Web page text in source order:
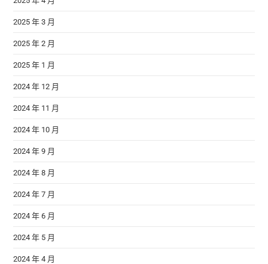
2025 年 3 月
2025 年 2 月
2025 年 1 月
2024 年 12 月
2024 年 11 月
2024 年 10 月
2024 年 9 月
2024 年 8 月
2024 年 7 月
2024 年 6 月
2024 年 5 月
2024 年 4 月